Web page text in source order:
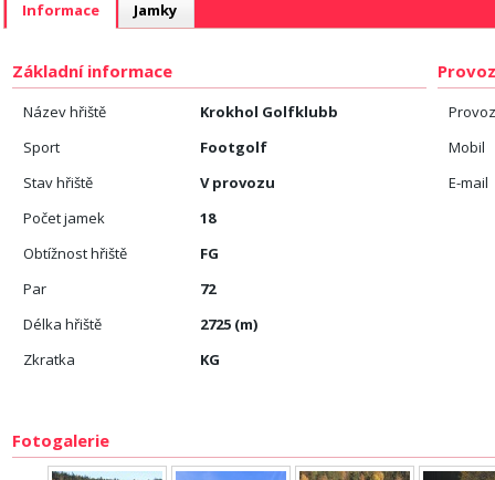
Informace Jamky
Základní informace
Název hřiště
Krokhol Golfklubb
Sport
Footgolf
Stav hřiště
V provozu
Počet jamek
18
Obtížnost hřiště
FG
Par
72
Délka hřiště
2725 (m)
Zkratka
KG
Mobil
E-mail
Fotogalerie